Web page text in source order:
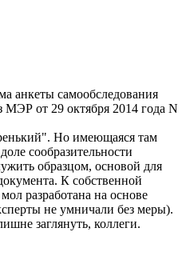
анкеты самообследования
МЭР от 29 октября 2014 года N
Но имеющаяся там
сообразительности
образцом, основой для
К собственной
разработана на основе
не умничали без меры).
заглянуть, коллеги.